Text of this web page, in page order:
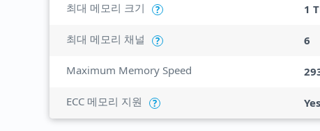
최대 메모리 크기 ? 1
최대 메모리 채널 ? 6
Maximum Memory Speed
ECC 메모리 지원 ? Yes